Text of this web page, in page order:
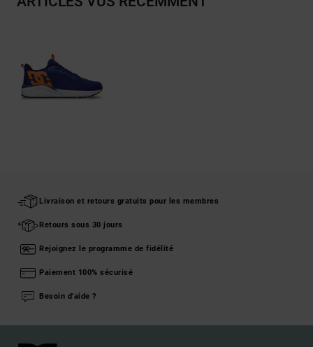
Livraison et retours gratuits pour les membres
Retours sous 30 jours
Rejoignez le programme de fidélité
Paiement 100% sécurisé
Besoin d'aide ?